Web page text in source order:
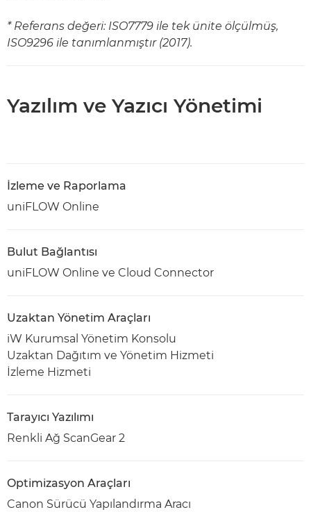
* Referans değeri: ISO7779 ile tek ünite ölçülmüş,
ISO9296 ile tanımlanmıştır (2017).
Yazılım ve Yazıcı Yönetimi
İzleme ve Raporlama
uniFLOW Online
Bulut Bağlantısı
uniFLOW Online ve Cloud Connector
Uzaktan Yönetim Araçları
iW Kurumsal Yönetim Konsolu
Uzaktan Dağıtım ve Yönetim Hizmeti
İzleme Hizmeti
Tarayıcı Yazılımı
Renkli Ağ ScanGear 2
Optimizasyon Araçları
Canon Sürücü Yapılandırma Aracı